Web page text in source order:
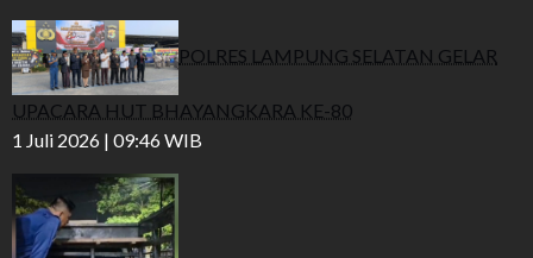
POLRES LAMPUNG SELATAN GELAR
UPACARA HUT BHAYANGKARA KE-80
1 Juli 2026 | 09:46 WIB